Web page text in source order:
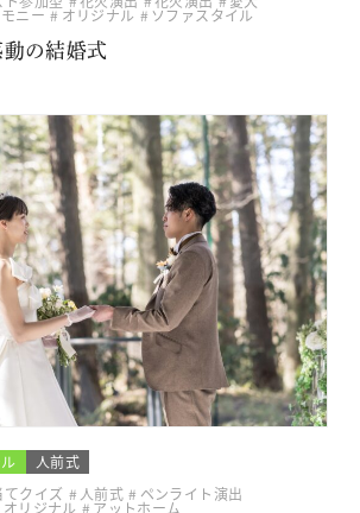
ニー オリジナル
ソファスタイル
の結婚式
人前式
てクイズ 人前式 ペンライト演出
オリジナル アットホーム